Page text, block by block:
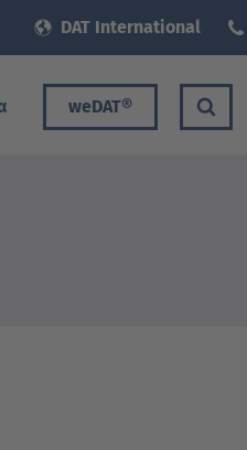
DAT International
weDAT®